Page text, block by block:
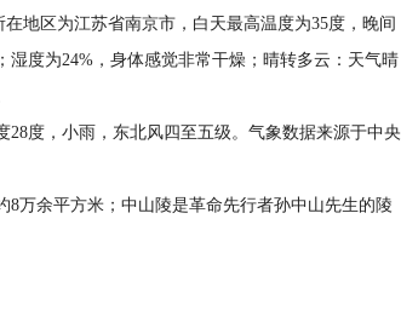
地区为江苏省南京市，白天最高温度为35度，晚间
度为24%，身体感觉非常干燥；晴转多云：天气晴
28度，小雨，东北风四至五级。气象数据来源于中央
万余平方米；中山陵是革命先行者孙中山先生的陵